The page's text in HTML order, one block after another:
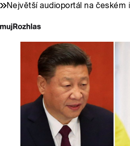
Největší audioportál na českém